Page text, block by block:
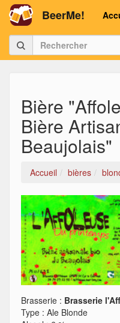
BeerMe!
Bière
Bière
Beaujolais"
Accueil bières
Brasserie : Brasserie
Type : Ale Blonde